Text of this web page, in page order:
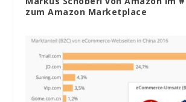
zum Amazon Marketplace